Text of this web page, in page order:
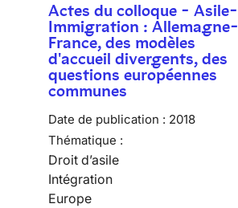
Actes du colloque - Asile-
Immigration : Allemagne-
France, des modèles
d'accueil divergents, des
questions européennes
communes
Date de publication : 2018
Thématique :
Droit d’asile
Intégration
Europe